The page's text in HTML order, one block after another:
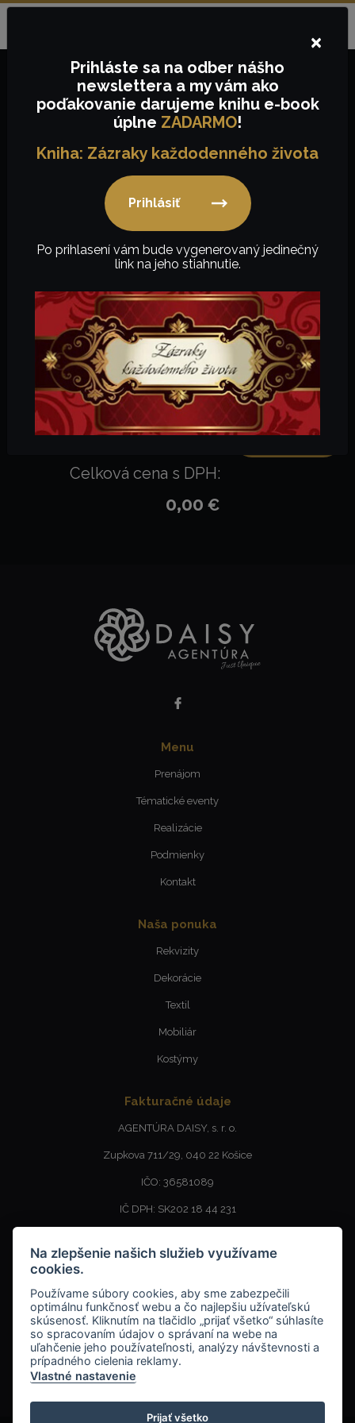
0,00€
Pokladnica
Žiadne produkty
Pozrieť produkty
Počet kusov: 0
Celková cena s DPH:
0,00 €
Menu
Prenájom
Tématické eventy
Realizácie
Podmienky
Kontakt
Naša ponuka
Rekvizity
Dekorácie
Textil
Mobiliár
Kostýmy
Fakturačné údaje
AGENTÚRA DAISY, s. r. o.
Zupkova 711/29, 040 22 Košice
IČO: 36581089
IČ DPH: SK202 18 44 231
SKLAD - Výdajné miesto
MEDENÁ 3, 040 17 KOŠICE BARCA
+421910657843
info@keygency.sk
×
Prihláste sa na odber nášho
newsletteraa my vám ako
poďakovanie darujeme knihu e-book
úplne ZADARMO!
Kniha: Zázraky každodenného života
Prihlásiť
Po prihlasení vám bude vygenerovaný jedinečný
link na jeho stiahnutie.
Na zlepšenie našich služieb využívame
cookies.
Používame súbory cookies, aby sme zabezpečili
optimálnu funkčnosť webu a čo najlepšiu užívateľskú
skúsenosť. Kliknutím na tlačidlo „prijať všetko“ súhlasíte
so spracovaním údajov o správaní na webe na
uľahčenie jeho používateľnosti, analýzy návštevnosti a
prípadného cielenia reklamy.
Vlastné nastavenie
Prijať všetko